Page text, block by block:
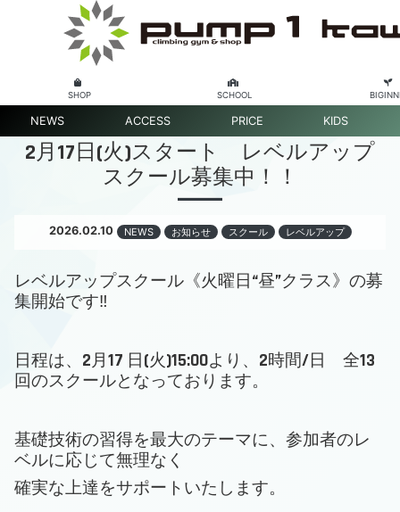
SHOP SCHOOL
NEWS ACCESS PRICE KIDS
2月17日(火)スタート レベルアップ
スクール募集中！！
2026.02.10 NEWS お知らせ スクール レベルアップ
レベルアップスクール《火曜日“昼”クラス》の募
集開始です‼
日程は、2月17 日(火)15:00より、2時間/日 全13
回のスクールとなっております。
基礎技術の習得を最大のテーマに、参加者のレ
ベルに応じて無理なく
確実な上達をサポートいたします。